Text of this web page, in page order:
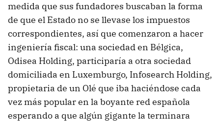
medida que sus fundadores buscaban la forma
de que el Estado no se llevase los impuestos
correspondientes, así que comenzaron a hacer
ingeniería fiscal: una sociedad en Bélgica,
Odisea Holding, participaría a otra sociedad
domiciliada en Luxemburgo, Infosearch Holding,
propietaria de un Olé que iba haciéndose cada
vez más popular en la boyante red española
esperando a que algún gigante la terminara